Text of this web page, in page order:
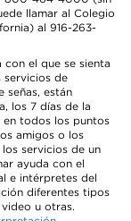
llamar al Colegio
al 916-263-
el que se sienta
servicios de
señas, están
los 7 días de la
en todos los puntos
amigos o los
servicios de un
ayuda con el
e intérpretes del
diferentes tipos
u otras.